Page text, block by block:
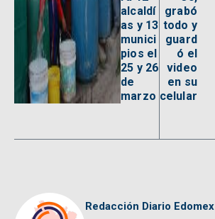
alcaldí
as y 13
munici
pios el
25 y 26
de
marzo
grabó
todo y
guard
ó el
video
en su
celular
Redacción Diario Edomex